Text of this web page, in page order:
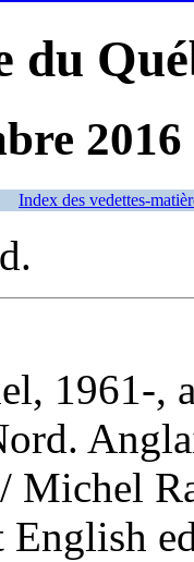
du
2016
Index des vedettes-
1961-,
/ Michel
English